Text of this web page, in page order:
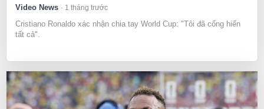
Video News 1 tháng trước
Cristiano Ronaldo xác nhận chia tay World Cup: "Tôi đã cống hiến
tất cả".